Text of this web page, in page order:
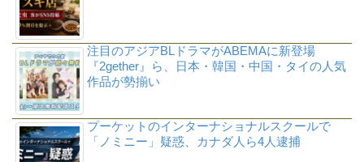
注目のアジアBLドラマがABEMAに新登場
『2gether』ら、日本・韓国・中国・タイの人気
作品が勢揃い
プーケットのインターナショナルスクールで
「ノミニー」疑惑、カナダ人ら4人逮捕